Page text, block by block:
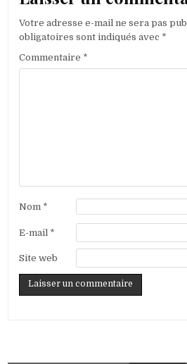
Votre adresse e-mail ne sera pas
obligatoires sont indiqués avec *
Commentaire *
Nom *
E-mail *
Site web